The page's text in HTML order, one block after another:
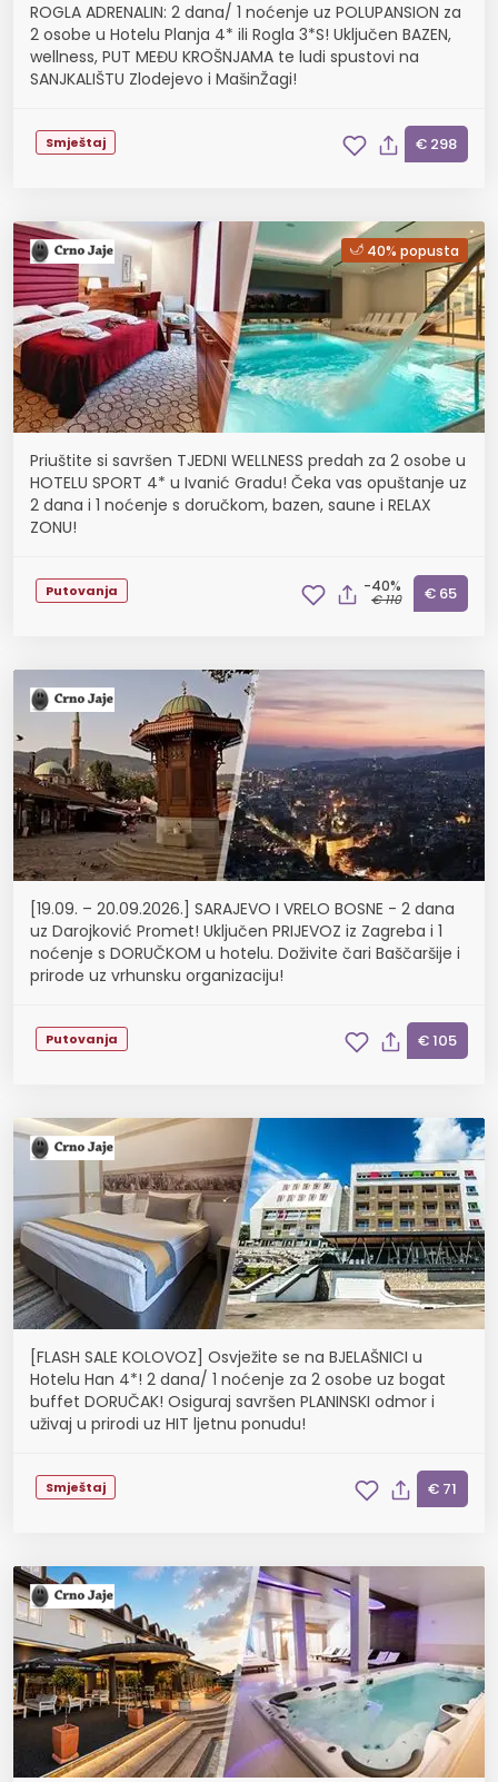
ROGLA ADRENALIN: 2 dana/ 1 noćenje uz POLUPANSION za
2 osobe u Hotelu Planja 4* ili Rogla 3*S! Uključen BAZEN,
wellness, PUT MEĐU KROŠNJAMA te ludi spustovi na
SANJKALIŠTU Zlodejevo i MašinŽagi!
Smještaj € 298
40% popusta
Priuštite si savršen TJEDNI WELLNESS predah za 2 osobe u
HOTELU SPORT 4* u Ivanić Gradu! Čeka vas opuštanje uz
2 dana i 1 noćenje s doručkom, bazen, saune i RELAX
ZONU!
Putovanja -40%
€ 110 € 65
[19.09. – 20.09.2026.] SARAJEVO I VRELO BOSNE - 2 dana
uz Darojković Promet! Uključen PRIJEVOZ iz Zagreba i 1
noćenje s DORUČKOM u hotelu. Doživite čari Baščaršije i
prirode uz vrhunsku organizaciju!
Putovanja € 105
[FLASH SALE KOLOVOZ] Osvježite se na BJELAŠNICI u
Hotelu Han 4*! 2 dana/ 1 noćenje za 2 osobe uz bogat
buffet DORUČAK! Osiguraj savršen PLANINSKI odmor i
uživaj u prirodi uz HIT ljetnu ponudu!
Smještaj € 71